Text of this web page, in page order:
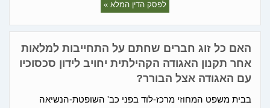
לפסק הדין המלא »
האם כל זוג חברים שחתם על התחייבות למלאות
אחר תקנון האגודה הקהילתית יחויב לידון סכסוכיו
עם האגודה אצל הבורר?
בבית משפט המחוזי מרכז-לוד בפני כב' השופטת-הנשיאה